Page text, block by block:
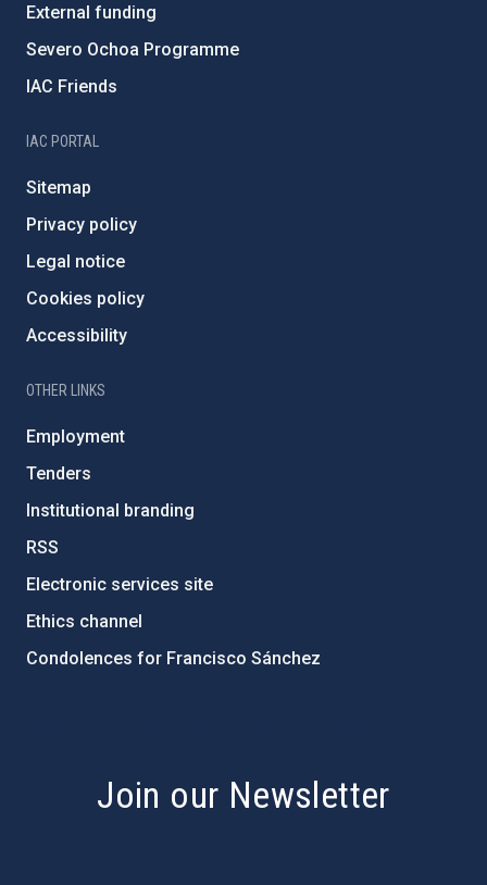
External funding
Severo Ochoa Programme
IAC Friends
IAC PORTAL
Sitemap
Privacy policy
Legal notice
Cookies policy
Accessibility
OTHER LINKS
Employment
Tenders
Institutional branding
RSS
Electronic services site
Ethics channel
Condolences for Francisco Sánchez
Join our Newsletter